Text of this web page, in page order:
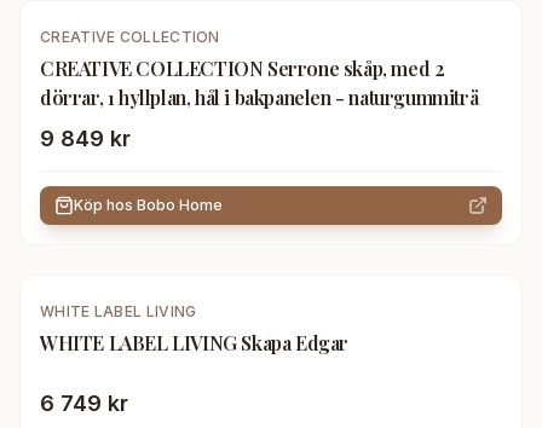
CREATIVE COLLECTION
CREATIVE COLLECTION Serrone skåp, med 2
dörrar, 1 hyllplan, hål i bakpanelen - naturgummiträ
9 849 kr
Köp hos Bobo Home
WHITE LABEL LIVING
WHITE LABEL LIVING Skapa Edgar
6 749 kr